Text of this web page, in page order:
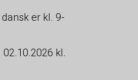
er kl. 9-
kl.